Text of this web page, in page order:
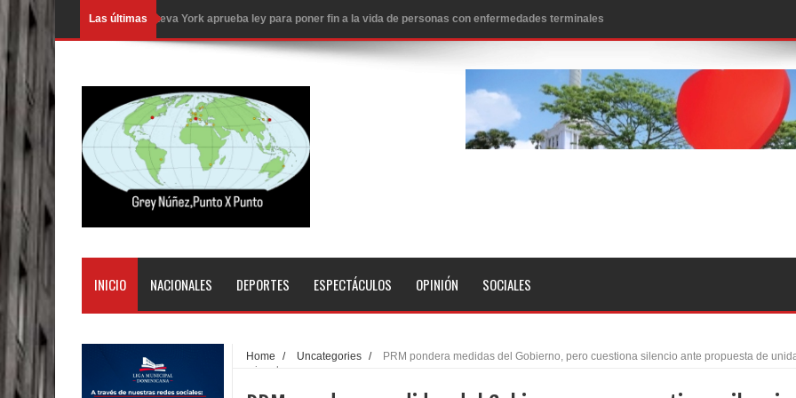
Las últimasNueva York aprueba ley para poner fin a la vida de personas con enfermedades terminales
Juan Luis Guerra cerrará los Juegos Centroamericanos SD 2026
En Santiago precio del botellón de agua sube a 90 pesos
Entre 20 y 40 inmigrantes al día son detenidos en los aeropuertos de EE.UU., según NBC
Belkis Concepción será intervenida por un delicado problema cardíaco
Abel Martínez llama a los dominicanos a unirse para sacar al PRM del Gobierno
PRM votará “por aclamación” a sus nuevas autoridades
El expresidente peruano Ollanta Humala queda en libertad tras la anulación de condena de 15 años por lavado
DIGEIG y Liga Municipal Dominicana impulsan nuevas metas de transparencia a través SISMAP municipal
La Fiscalía de Bolivia ordena la detención del expresidente Evo Morales
INICIO NACIONALES DEPORTES ESPECTÁCULOS OPINIÓN SOCIALES
Home / Uncategories /
PRM pondera medidas del Gobierno, pero cuestiona silencio ante propuesta de
nacional